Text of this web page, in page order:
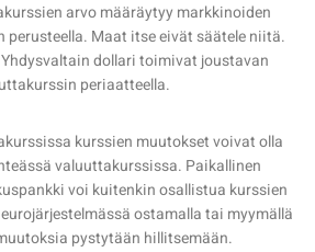
arvo määräytyy markkinoiden
perusteella. Maat itse eivät säätele niitä.
dollari toimivat joustavan
periaatteella.
kurssien muutokset voivat olla
valuuttakurssissa. Paikallinen
voi kuitenkin osallistua kurssien
ostamalla tai myymällä
pystytään hillitsemään.